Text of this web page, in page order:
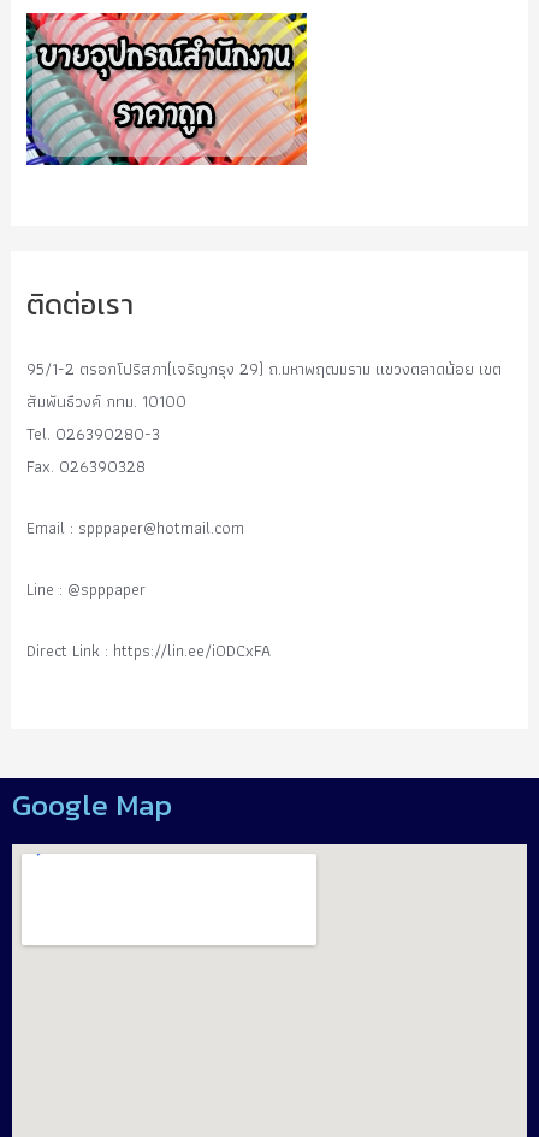
ติดต่อเรา
95/1-2 ตรอกโปริสภา(เจริญกรุง 29) ถ.มหาพฤฒมราม แขวงตลาดน้อย เขต
สัมพันธืวงค์ กทม. 10100
Tel. 026390280-3
Fax. 026390328
Email : spppaper@hotmail.com
Line : @spppaper
Direct Link : https://lin.ee/i0DCxFA
Google Map